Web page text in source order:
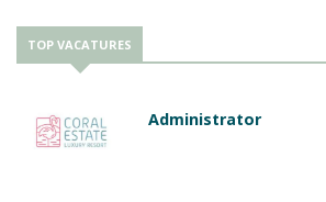
TOP VACATURES
Administrator